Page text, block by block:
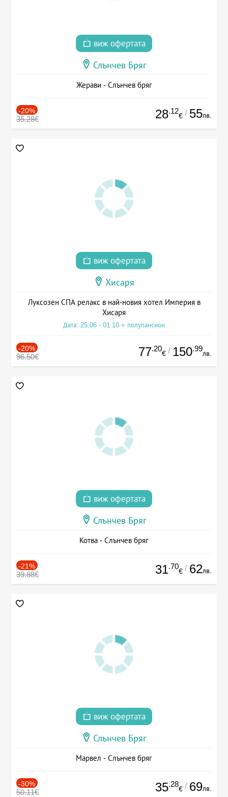
виж офертата
Слънчев Бряг
Жерави - Слънчев бряг
-20%
35.28€ 28.12
€ / 55лв.
виж офертата
Хисаря
Луксозен СПА релакс в най-новия хотел Империя в
Хисаря
Дата: 25.06 - 01.10 + полупансион
-20%
96.50€ 77.20
€ / 150.99
лв.
виж офертата
Слънчев Бряг
Котва - Слънчев бряг
-21%
39.88€ 31.70
€ / 62лв.
виж офертата
Слънчев Бряг
Марвел - Слънчев бряг
-30%
50.11€ 35.28
€ / 69лв.